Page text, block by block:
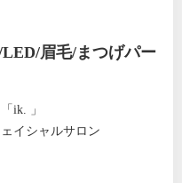
眉毛/まつげパー
ik. 」
イシャルサロン